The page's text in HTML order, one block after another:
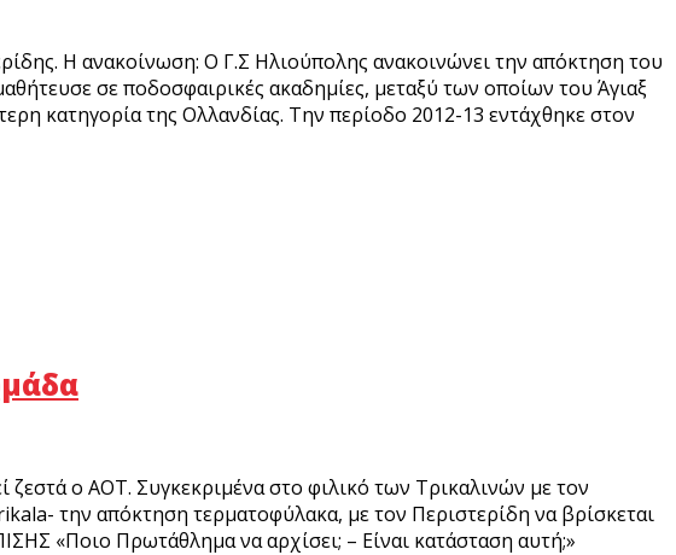
Η ανακοίνωση: Ο Γ.Σ Ηλιούπολης ανακοινώνει την απόκτηση του
σε ποδοσφαιρικές ακαδημίες, μεταξύ των οποίων του Άγιαξ
κατηγορία της Ολλανδίας. Την περίοδο 2012-13 εντάχθηκε στον
ο ΑΟΤ. Συγκεκριμένα στο φιλικό των Τρικαλινών με τον
την απόκτηση τερματοφύλακα, με τον Περιστερίδη να βρίσκεται
«Ποιο Πρωτάθλημα να αρχίσει; – Είναι κατάσταση αυτή;»